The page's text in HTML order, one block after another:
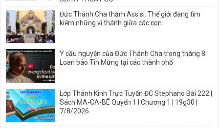
Đức Thánh Cha thăm Assisi: Thế giới đang tìm
kiếm những vị thánh giữa các con
Ý cầu nguyện của Đức Thánh Cha trong tháng 8:
Loan báo Tin Mừng tại các thành phố
Lớp Thánh Kinh Trực Tuyến ĐC Stephano Bài 222 |
Sách MA-CA-BÊ Quyển 1 I Chương 1 | 19g30 |
7/8/2026